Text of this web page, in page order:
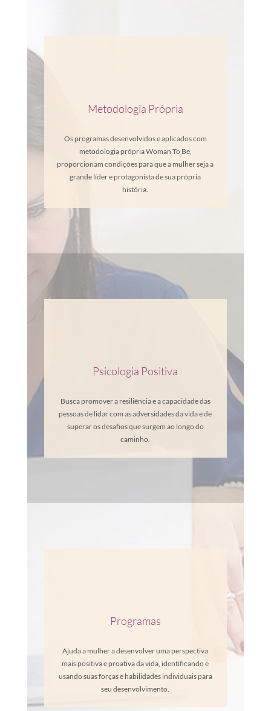
Metodologia Própria
Os programas desenvolvidos e aplicados com
metodologia própria Woman To Be,
proporcionam condições para que a mulher seja a
grande líder e protagonista de sua própria
história.
Psicologia Positiva
Busca promover a resiliência e a capacidade das
pessoas de lidar com as adversidades da vida e de
superar os desafios que surgem ao longo do
caminho.
Programas
Ajuda a mulher a desenvolver uma perspectiva
mais positiva e proativa da vida, identificando e
usando suas forças e habilidades individuais para
seu desenvolvimento.